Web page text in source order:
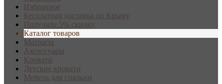
Избранное
Бесплатная доставка по Крыму
Получите 5% скидку
Каталог товаров
Матрасы
Аксессуары
Кровати
Детские кровати
Мебель для спальни